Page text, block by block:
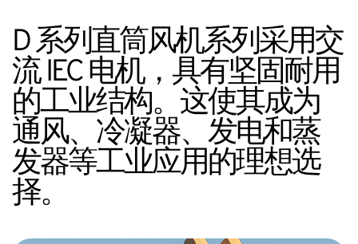
D 系列直筒风机系列采用交
流 IEC 电机，具有坚固耐用
的工业结构。这使其成为
通风、冷凝器、发电和蒸
发器等工业应用的理想选
择。